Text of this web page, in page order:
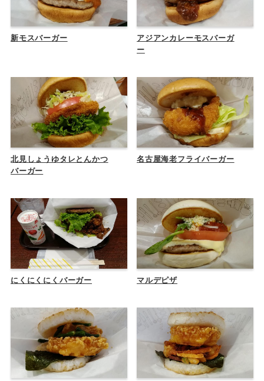
新モスバーガー
アジアンカレーモスバーガ
ー
北見しょうゆタレとんかつ
バーガー
名古屋海老フライバーガー
にくにくにくバーガー マルデピザ